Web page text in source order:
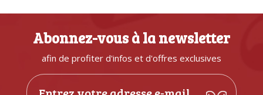
Abonnez-vous à la newsletter
afin de profiter d'infos et d'offres exclusives